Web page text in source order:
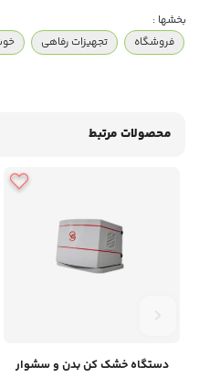
بخشها :
فروشگاه
تجهیزات رفاهی
محصولات مرتبط
دستگاه خشک کن بدن و سشوار